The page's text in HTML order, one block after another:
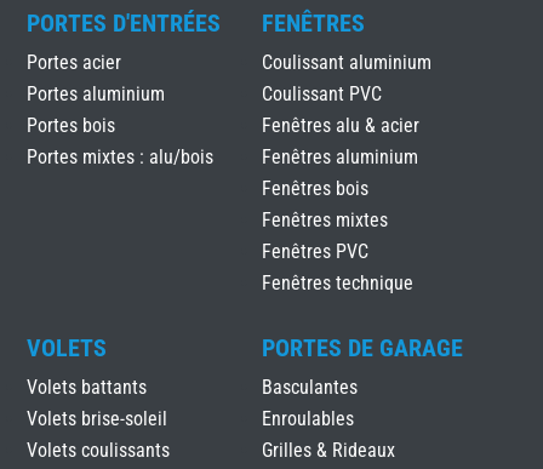
PORTES D'ENTRÉES
Portes acier
Portes aluminium
Portes bois
Portes mixtes : alu/bois
FENÊTRES
Coulissant aluminium
Coulissant PVC
Fenêtres alu & acier
Fenêtres aluminium
Fenêtres bois
Fenêtres mixtes
Fenêtres PVC
Fenêtres technique
VOLETS
Volets battants
Volets brise-soleil
Volets coulissants
PORTES DE GARAGE
Basculantes
Enroulables
Grilles & Rideaux